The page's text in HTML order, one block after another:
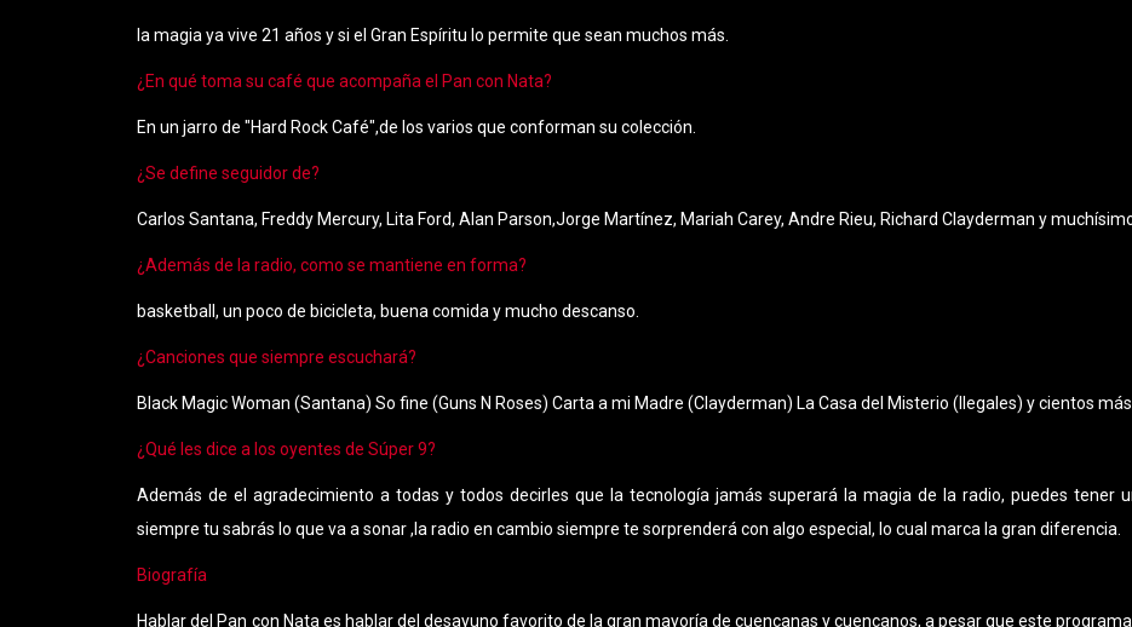
la magia ya vive 21 años y si el Gran Espíritu lo permite que sean muchos más.
¿En qué toma su café que acompaña el Pan con Nata?
En un jarro de "Hard Rock Café",de los varios que conforman su colección.
¿Se define seguidor de?
Carlos Santana, Freddy Mercury, Lita Ford, Alan Parson,Jorge Martínez, Mariah Carey, Andre Rieu, Richard Clayderman y
¿Además de la radio, como se mantiene en forma?
basketball, un poco de bicicleta, buena comida y mucho descanso.
¿Canciones que siempre escuchará?
Black Magic Woman (Santana) So fine (Guns N Roses) Carta a mi Madre (Clayderman) La Casa del Misterio (Ilegales) y cientos más.
¿Qué les dice a los oyentes de Súper 9?
Además de el agradecimiento a todas y todos decirles que la tecnología jamás superará la magia de la radio, puedes tener
siempre tu sabrás lo que va a sonar ,la radio en cambio siempre te sorprenderá con algo especial, lo cual marca la gran diferencia.
Biografía
Hablar del Pan con Nata es hablar del desayuno favorito de la gran mayoría de cuencanas y cuencanos, a pesar que este